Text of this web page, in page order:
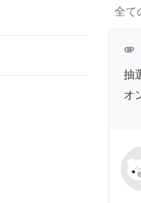
全て
attachment
抽
オ